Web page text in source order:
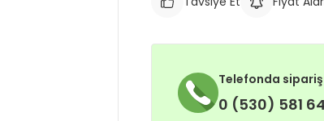
Telefonda
0 (530) 581